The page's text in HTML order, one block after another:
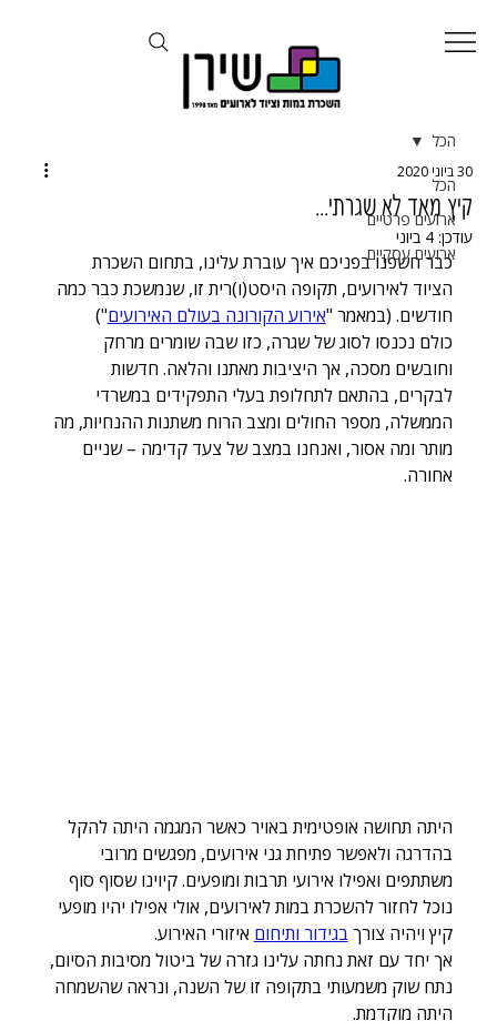
הכל
ארועים פרטיים
ארועים עסקיים
הכל
קיץ מאד לא שגרתי...
30 ביוני 2020
עודכן:4 ביוני
כבר חשפנו בפניכם איך עוברת עלינו, בתחום השכרת
הציוד לאירועים, תקופה היסט(ו)רית זו, שנמשכת כבר כמה
חודשים. (במאמר "אירוע הקורונה בעולם האירועים")
כולם נכנסו לסוג של שגרה, כזו שבה שומרים מרחק
וחובשים מסכה, אך היציבות מאתנו והלאה. חדשות
לבקרים, בהתאם לתחלופת בעלי התפקידים במשרדי
הממשלה, מספר החולים ומצב הרוח משתנות ההנחיות, מה
מותר ומה אסור, ואנחנו במצב של צעד קדימה – שניים
אחורה.
היתה תחושה אופטימית באויר כאשר המגמה היתה להקל
בהדרגה ולאפשר פתיחת גני אירועים, מפגשים מרובי
משתתפים ואפילו אירועי תרבות ומופעים. קיוינו שסוף סוף
נוכל לחזור להשכרת במות לאירועים, אולי אפילו יהיו מופעי
קיץ ויהיה צורך בגידור ותיחום איזורי האירוע.
אך יחד עם זאת נחתה עלינו גזרה של ביטול מסיבות הסיום,
נתח שוק משמעותי בתקופה זו של השנה, ונראה שהשמחה
היתה מוקדמת.